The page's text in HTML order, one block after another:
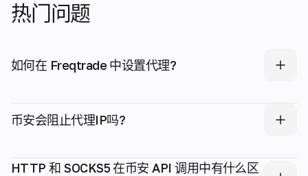
热门问题
如何在 Freqtrade 中设置代理?
币安会阻止代理IP吗?
HTTP 和 SOCKS5 在币安 API 调用中有什么区